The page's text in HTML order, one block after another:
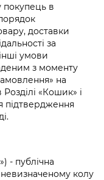
в
доставки
за
умови
з моменту
на
«Кошик» і
підтвердження
- публічна
колу